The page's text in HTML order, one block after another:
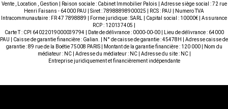
Vente , Location , Gestion | Raison sociale : Cabinet Immobilier Palois | Adresse siège social : 72 rue
Henri Faisans - 64000 PAU | Siret : 78988898900025 | RCS : PAU | Numero TVA
Intracommunautaire : FR 47 7898889 | Forme juridique : SARL | Capital social : 10000€ | Assurance
RCP : 120137405 |
Carte T : CPI 64022019000039794 | Date de délivrance : 0000-00-00 | Lieu de délivrance : 64000
PAU | Caisse de garantie financière : Galian. | N° de caisse de garantie : 45478H | Adresse caisse de
garantie : 89 rue de la Boétie 75008 PARIS | Montant de la garantie financière : 120 000 | Nom du
médiateur : NC | Adresse du médiateur : NC | Adresse du site : NC |
Entreprise juridiquement et financièrement indépendante